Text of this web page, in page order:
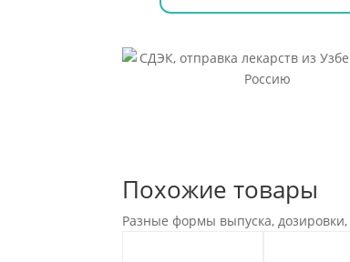
Похожие товары
Разные формы выпуска,